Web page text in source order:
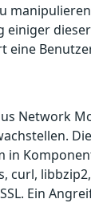
einiger dieser
eine
Network
in
curl,
Ein